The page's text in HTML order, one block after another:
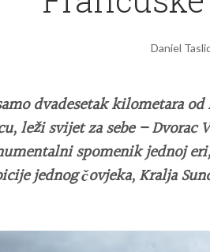
Daniel
dvadesetak kilometara
leži svijet za sebe – Dvorac
spomenik jednoj
jednog čovjeka, Kralja